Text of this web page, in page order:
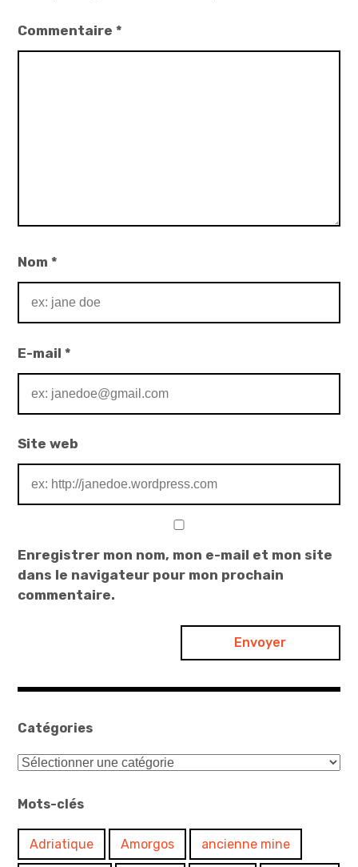
Commentaire*
Nom*
E-mail*
Site web
Enregistrer mon nom, mon e-mail et mon site
dans le navigateur pour mon prochain
commentaire.
Catégories
Catégories
Mots-clés
Adriatique Amorgos ancienne mine